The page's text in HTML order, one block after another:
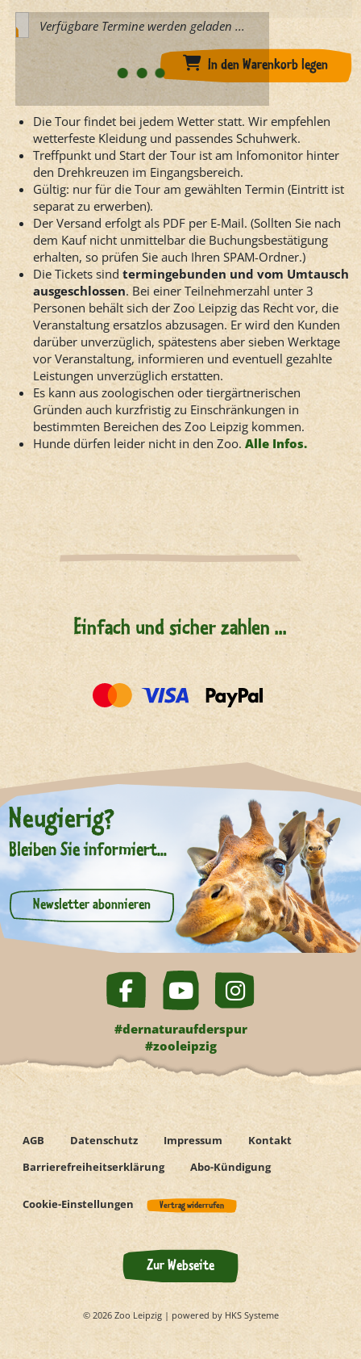
Verfügbare Termine werden geladen ...
In den Warenkorb legen
Die Tour findet bei jedem Wetter statt. Wir empfehlen
wetterfeste Kleidung und passendes Schuhwerk.
Treffpunkt und Start der Tour ist am Infomonitor hinter
den Drehkreuzen im Eingangsbereich.
Gültig: nur für die Tour am gewählten Termin (Eintritt ist
separat zu erwerben).
Der Versand erfolgt als PDF per E-Mail. (Sollten Sie nach
dem Kauf nicht unmittelbar die Buchungsbestätigung
erhalten, so prüfen Sie auch Ihren SPAM-Ordner.)
Die Tickets sindtermingebunden und vom Umtausch
ausgeschlossen. Bei einer Teilnehmerzahl unter 3
Personen behält sich der Zoo Leipzig das Recht vor, die
Veranstaltung ersatzlos abzusagen. Er wird den Kunden
darüber unverzüglich, spätestens aber sieben Werktage
vor Veranstaltung, informieren und eventuell gezahlte
Leistungen unverzüglich erstatten.
Es kann aus zoologischen oder tiergärtnerischen
Gründen auch kurzfristig zu Einschränkungen in
bestimmten Bereichen des Zoo Leipzig kommen.
Hunde dürfen leider nicht in den Zoo.Alle Infos.
Einfach und sicher zahlen ...
Neugierig?
Bleiben Sie informiert...
Newsletter abonnieren
#dernaturaufderspur
#zooleipzig
AGB Datenschutz Impressum
Kontakt
Barrierefreiheitserklärung
Abo-Kündigung
Cookie-Einstellungen Vertrag widerrufen
Zur Webseite
© 2026 Zoo Leipzig | powered by HKS Systeme